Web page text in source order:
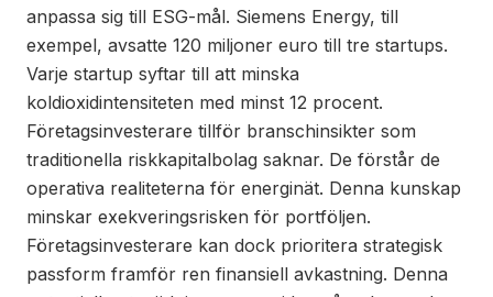
anpassa sig till ESG-mål. Siemens Energy, till
exempel, avsatte 120 miljoner euro till tre startups.
Varje startup syftar till att minska
koldioxidintensiteten med minst 12 procent.
Företagsinvesterare tillför branschinsikter som
traditionella riskkapitalbolag saknar. De förstår de
operativa realiteterna för energinät. Denna kunskap
minskar exekveringsrisken för portföljen.
Företagsinvesterare kan dock prioritera strategisk
passform framför ren finansiell avkastning. Denna